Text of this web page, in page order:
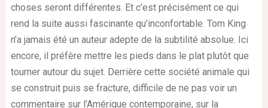
choses seront différentes. Et c’est précisément ce qui
rend la suite aussi fascinante qu’inconfortable. Tom King
n’a jamais été un auteur adepte de la subtilité absolue. Ici
encore, il préfère mettre les pieds dans le plat plutôt que
tourner autour du sujet. Derrière cette société animale qui
se construit puis se fracture, difficile de ne pas voir un
commentaire sur l’Amérique contemporaine, sur la